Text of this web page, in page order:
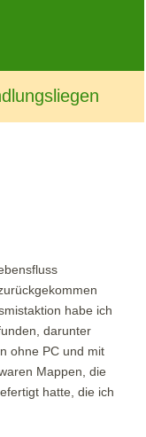
habe ich
darunter
ohne PC und mit
Mappen, die
hatte, die ich